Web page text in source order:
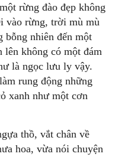
rừng đào đẹp không
vào rừng, trời mù mù
bỗng nhiên đến một
lên không có một đám
là ngọc lưu ly vậy.
rung động những
xanh như một cơn
thồ, vắt chân về
hoa, vừa nói chuyện